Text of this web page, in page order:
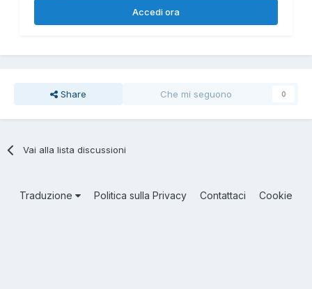
Accedi ora
Share Che mi seguono 0
Vai alla lista discussioni
Traduzione Politica sulla Privacy Contattaci Cookie